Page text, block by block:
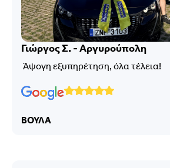
Γιώργος Σ. - Αργυρούπολη
Άψογη εξυπηρέτηση, όλα τέλεια!
ΒΟΥΛΑ